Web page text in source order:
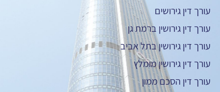
עורך דין גירושים
עורך דין גירושין ברמת גן
עורך דין גירושין בתל אביב
עורך דין גירושין מומלץ
עורך דין הסכם ממון